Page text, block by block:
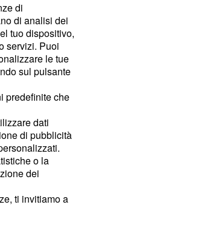
di
di analisi dei
tuo dispositivo,
servizi. Puoi
le tue
sul pulsante
predefinite che
dati
di pubblicità
o la
dei
ti invitiamo a